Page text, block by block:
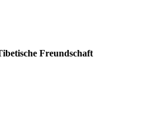
Freundschaft